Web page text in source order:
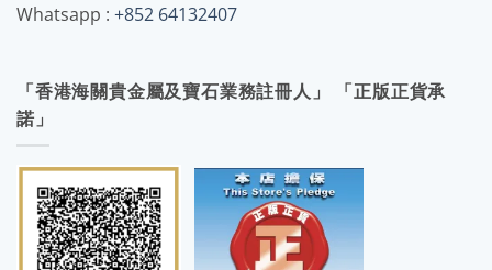
Whatsapp : +852 64132407
「香港海關貴金屬及寶石業務註冊人」 「正版正貨承
諾」